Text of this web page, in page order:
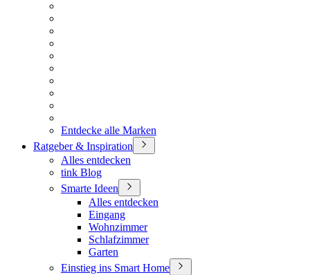
Entdecke alle Marken
Ratgeber & Inspiration
Alles entdecken
tink Blog
Smarte Ideen
Alles entdecken
Eingang
Wohnzimmer
Schlafzimmer
Garten
Einstieg ins Smart Home